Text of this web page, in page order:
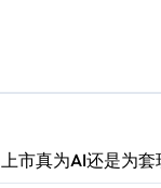
上市真为AI还是为套